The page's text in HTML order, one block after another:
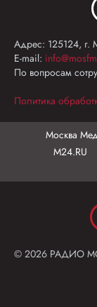
Адрес: 125124, г.
E-mail:
По вопросам
Политика
Москва
М24.RU
© 2026 РАДИО